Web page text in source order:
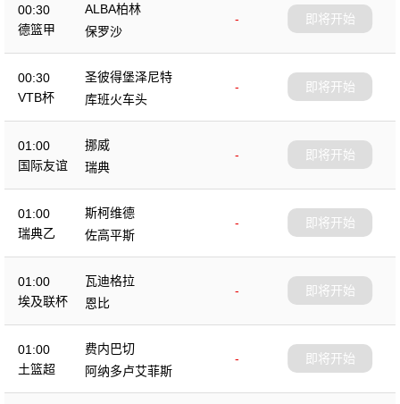
00:30
德篮甲
ALBA柏林
-
保罗沙
即将开始
00:30
VTB杯
圣彼得堡泽尼特
-
库班火车头
即将开始
01:00
国际友谊
挪威
-
瑞典
即将开始
01:00
瑞典乙
斯柯维德
-
佐高平斯
即将开始
01:00
埃及联杯
瓦迪格拉
-
恩比
即将开始
01:00
土篮超
费内巴切
-
阿纳多卢艾菲斯
即将开始